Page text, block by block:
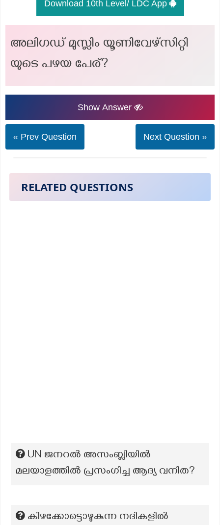
Download 10th Level/ LDC App
അലിഗഡ് മുസ്ലിം യൂണിവേഴ്സിറ്റി
യുടെ പഴയ പേര്?
Show Answer
« Prev Question Next Question »
RELATED QUESTIONS
UN ജനറൽ അസംബ്ലിയിൽ
മലയാളത്തിൽ പ്രസംഗിച്ച ആദ്യ വനിത?
കിഴക്കോട്ടൊഴുകുന്ന നദികളില്‍